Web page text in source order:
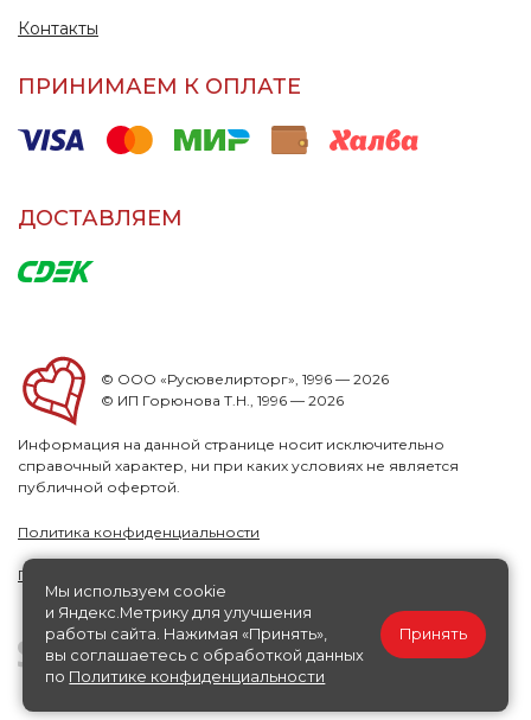
Контакты
ПРИНИМАЕМ К ОПЛАТЕ
ДОСТАВЛЯЕМ
© ООО «Русювелирторг», 1996 — 2026
© ИП Горюнова Т.Н., 1996 — 2026
Информация на данной странице носит исключительно
справочный характер, ни при каких условиях не является
публичной офертой.
Политика конфиденциальности
Публичная офера
Мы используем cookie
и Яндекс.Метрику для улучшения
работы сайта. Нажимая «Принять»,
вы соглашаетесь с обработкой данных
по Политике конфиденциальности
Принять